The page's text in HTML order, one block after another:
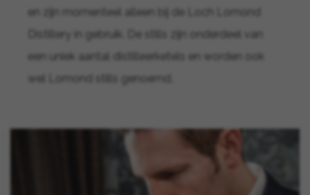
en zijn momenteel alleen bij de Loch Lomond
Distillery in gebruik. De stills zijn onderdeel van
een uniek aantal distilleerketels en worden ook
wel Lomond stills genoemd.